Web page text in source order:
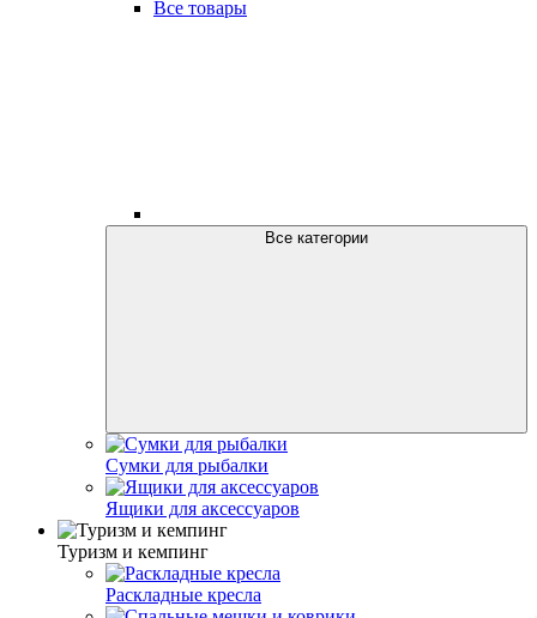
Все товары
Все категории
Сумки для рыбалки
Ящики для аксессуаров
Туризм и кемпинг
Раскладные кресла